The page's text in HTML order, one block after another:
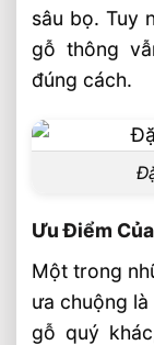
sâu bọ. Tuy
gỗ thông
đúng cách.
Ưu Điểm
Một trong
ưa chuộng
gỗ quý